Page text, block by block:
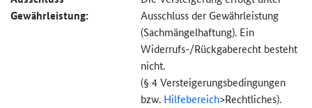
Gewährleistung:
Ausschluss der Gewährleistung
(Sachmängel­haftung). Ein
Widerrufs-/Rückgaberecht besteht
nicht.
(§ 4 Versteigerungs­bedingungen
bzw. Hilfebereich>Rechtliches).